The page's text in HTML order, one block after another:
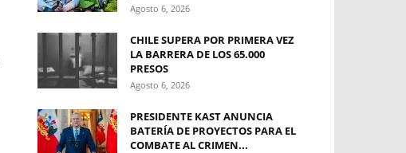
Agosto 6, 2026
CHILE SUPERA POR PRIMERA VEZ
LA BARRERA DE LOS 65.000
PRESOS
Agosto 6, 2026
PRESIDENTE KAST ANUNCIA
BATERÍA DE PROYECTOS PARA EL
COMBATE AL CRIMEN...